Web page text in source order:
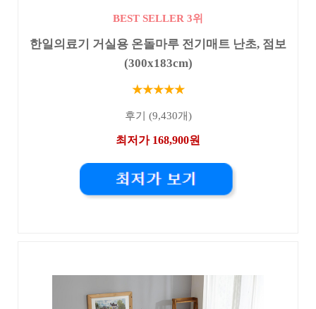
BEST SELLER 3위
한일의료기 거실용 온돌마루 전기매트 난초, 점보
(300x183cm)
★★★★★
후기 (9,430개)
최저가 168,900원